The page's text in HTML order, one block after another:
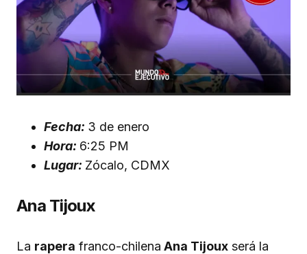
Fecha: 3 de enero
Hora: 6:25 PM
Lugar: Zócalo, CDMX
Ana Tijoux
La rapera franco-chilena Ana Tijoux será la